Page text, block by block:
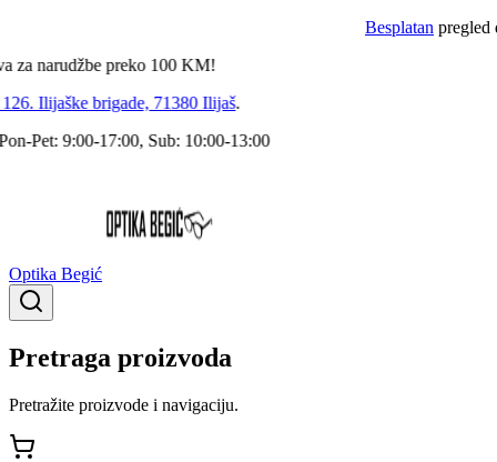
Besplatan pregled
narudžbe preko 100 KM!
Ilijaške brigade, 71380 Ilijaš.
9:00-17:00, Sub: 10:00-13:00
Optika Begić
Pretraga proizvoda
Pretražite proizvode i navigaciju.